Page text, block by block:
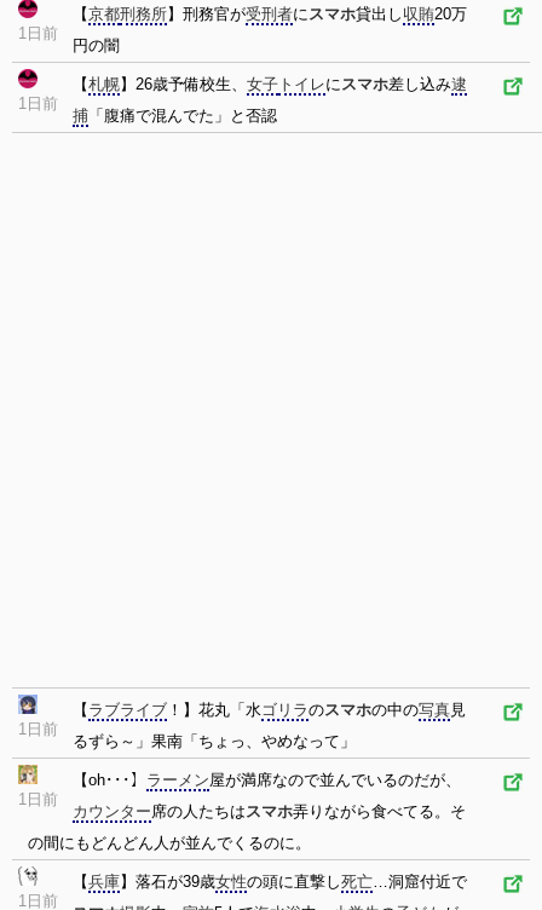
1日前
【京都刑務所】刑務官が受刑者にスマホ貸出し 収賄20万
円の闇
1日前
【札幌】26歳予備校生、 女子 トイレにスマホ差し込み逮
捕 「腹痛で混んでた」と否認
1日前
【 ラブライブ ！】花丸「水ゴリラのスマホの中の写真見
るずら～」果南「ちょっ、やめなって」
1日前
【oh･･･】 ラーメン屋が満席なので並んでいるのだが、
カウンター席の人たちはスマホ弄りながら食べてる。そ
の間にもどんどん人が並んでくるのに。
1日前
【兵庫】落石が39歳女性の頭に直撃し死亡…洞窟付近で